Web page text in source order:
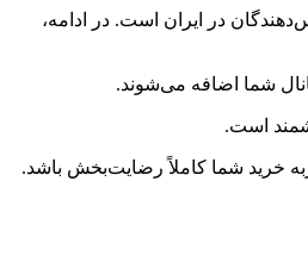
در ایران است. در ادامه،
شما اضافه می‌شوند.
خرید شما کاملاً رضایت‌بخش باشد.